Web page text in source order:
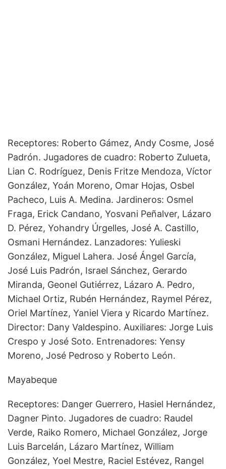
Receptores: Roberto Gámez, Andy Cosme, José
Padrón. Jugadores de cuadro: Roberto Zulueta,
Lian C. Rodríguez, Denis Fritze Mendoza, Víctor
González, Yoán Moreno, Omar Hojas, Osbel
Pacheco, Luis A. Medina. Jardineros: Osmel
Fraga, Erick Candano, Yosvani Peñalver, Lázaro
D. Pérez, Yohandry Úrgelles, José A. Castillo,
Osmani Hernández. Lanzadores: Yulieski
González, Miguel Lahera. José Ángel García,
José Luis Padrón, Israel Sánchez, Gerardo
Miranda, Geonel Gutiérrez, Lázaro A. Pedro,
Michael Ortiz, Rubén Hernández, Raymel Pérez,
Oriel Martínez, Yaniel Viera y Ricardo Martínez.
Director: Dany Valdespino. Auxiliares: Jorge Luis
Crespo y José Soto. Entrenadores: Yensy
Moreno, José Pedroso y Roberto León.
Mayabeque
Receptores: Danger Guerrero, Hasiel Hernández,
Dagner Pinto. Jugadores de cuadro: Raudel
Verde, Raiko Romero, Michael González, Jorge
Luis Barcelán, Lázaro Martínez, William
González, Yoel Mestre, Raciel Estévez, Rangel